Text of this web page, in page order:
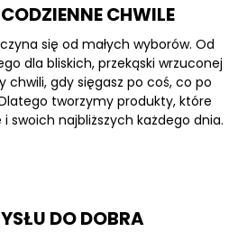
CHWILE
się od małych wyborów. Od
dla bliskich, przekąski wrzuconej
chwili, gdy sięgasz po coś, co po
tworzymy produkty, które
swoich najbliższych każdego dnia.
DO DOBRA